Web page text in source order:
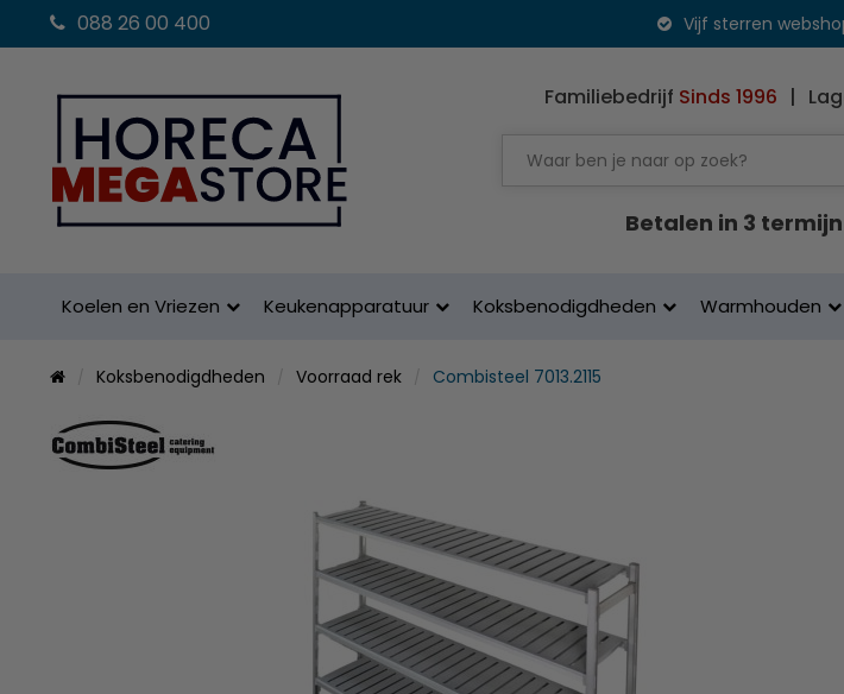
088 26 00 400 Vijf sterren
Familiebedrijf Sinds 1996 |
Betalen in 3
Koelen en Vriezen Keukenapparatuur Koksbenodigdheden Warmhouden
Koksbenodigdheden Voorraad rek Combisteel 7013.2115